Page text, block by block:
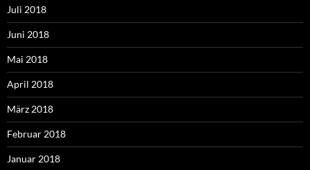
Juli 2018
Juni 2018
Mai 2018
April 2018
März 2018
Februar 2018
Januar 2018